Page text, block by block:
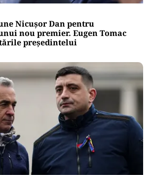
Nicușor Dan pentru
nou premier. Eugen Tomac
președintelui